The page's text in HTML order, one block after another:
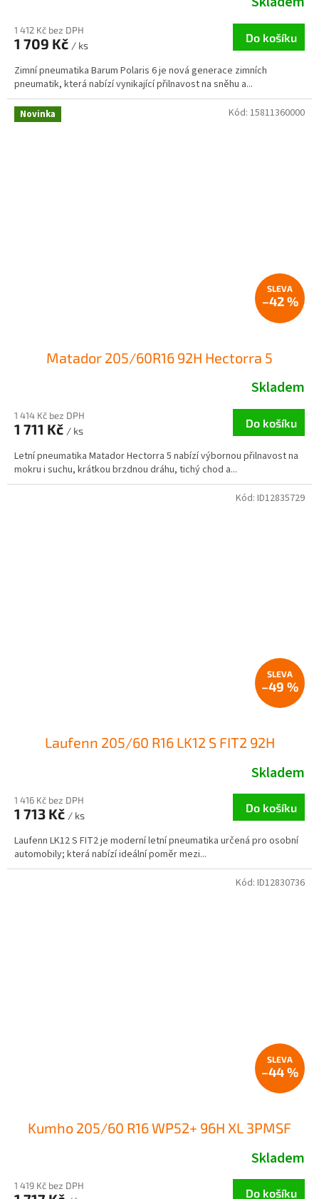
1 412 Kč bez DPH
1 709 Kč / ks
Do košíku
Zimní pneumatika Barum Polaris 6 je nová generace zimních
pneumatik, která nabízí vynikající přilnavost na sněhu a...
Novinka
–42 %
Matador 205/60R16 92H Hectorra 5
Skladem
1 414 Kč bez DPH
1 711 Kč / ks
Do košíku
Letní pneumatika Matador Hectorra 5 nabízí výbornou přilnavost na
mokru i suchu, krátkou brzdnou dráhu, tichý chod a...
Kód: 15811360000
–49 %
Laufenn 205/60 R16 LK12 S FIT2 92H
Skladem
1 416 Kč bez DPH
1 713 Kč / ks
Do košíku
Laufenn LK12 S FIT2 je moderní letní pneumatika určená pro osobní
automobily; která nabízí ideální poměr mezi...
Kód: ID12835729
–44 %
Kumho 205/60 R16 WP52+ 96H XL 3PMSF
Skladem
1 419 Kč bez DPH
Do košíku
Kód: ID12830736